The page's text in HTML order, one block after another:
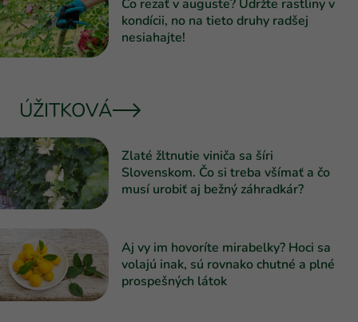
Čo rezať v auguste? Udržte rastliny v
kondícii, no na tieto druhy radšej
nesiahajte!
ÚŽITKOVÁ
Zlaté žltnutie viniča sa šíri
Slovenskom. Čo si treba všímať a čo
musí urobiť aj bežný záhradkár?
Aj vy im hovoríte mirabelky? Hoci sa
volajú inak, sú rovnako chutné a plné
prospešných látok